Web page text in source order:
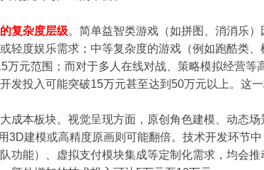
复杂度层级。简单益智类游戏（如拼图、消消乐
轻度娱乐需求；中等复杂度的游戏（例如跑酷类
万元范围；而对于多人在线对战、策略模拟经营
发投入可能突破15万元甚至达到50万元以上。这
成本板块。视觉呈现方面，原创角色建模、动态
3D建模或高精度原画则可能翻倍。技术开发环节
功能）、虚拟支付模块集成等定制化需求，均会